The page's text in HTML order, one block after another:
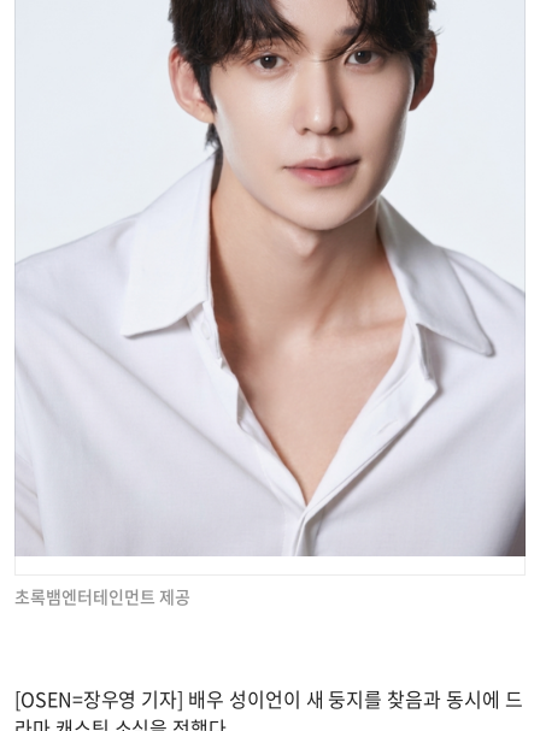
초록뱀엔터테인먼트 제공
[OSEN=장우영 기자] 배우 성이언이 새 둥지를 찾음과 동시에 드